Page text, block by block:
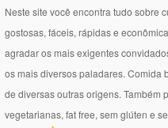
Neste site você encontra tudo sobre
gostosas, fáceis, rápidas e
agradar os mais exigentes
os mais diversos paladares. Comida
de diversas outras origens. Também
vegetarianas, fat free, sem glúten e